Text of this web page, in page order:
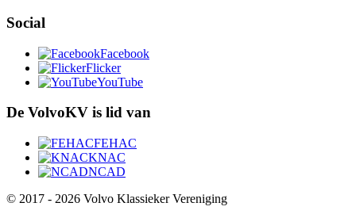
Social
Facebook
Flicker
YouTube
De VolvoKV is lid van
FEHAC
KNAC
NCAD
© 2017 - 2026 Volvo Klassieker Vereniging